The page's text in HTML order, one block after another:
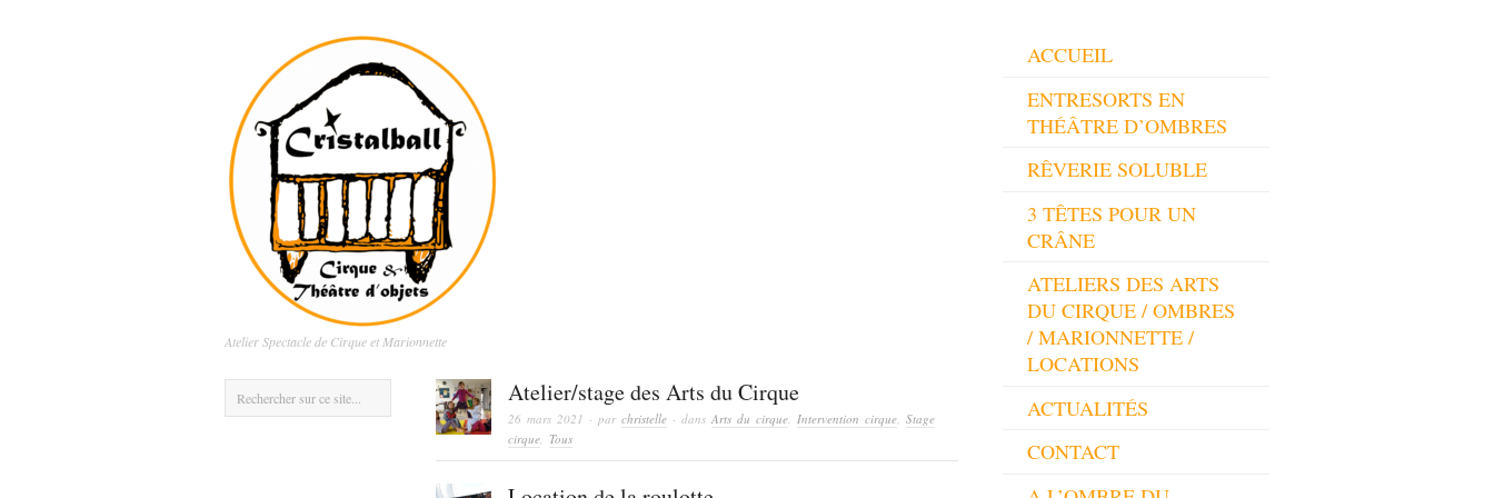
Atelier Spectacle de Cirque et Marionnette
ACCUEIL
ENTRESORTS EN
THÉÂTRE D’OMBRES
RÊVERIE SOLUBLE
3 TÊTES POUR UN
CRÂNE
ATELIERS DES ARTS
DU CIRQUE / OMBRES
/ MARIONNETTE /
LOCATIONS
ACTUALITÉS
CONTACT
Atelier/stage des Arts du Cirque
26 mars 2021 · par christelle · dans Arts du cirque, Intervention cirque, Stage
cirque, Tous